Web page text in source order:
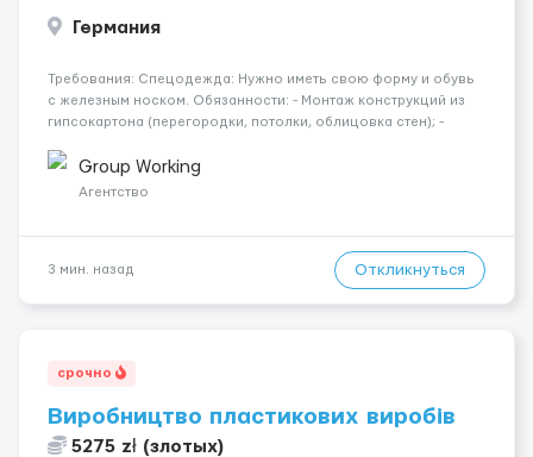
Германия
Требования: Спецодежда: Нужно иметь свою форму и обувь
с железным носком. Обязанности: - Монтаж конструкций из
гипсокартона (перегородки, потолки, облицовка стен); -
малярных работ (шпатлевка, грунтовка, покраска); -
Штукатурные работы ...
Group Working
Агентство
3 мин. назад Откликнуться
срочно
Виробництво пластикових виробів
5275 zł (злотых)